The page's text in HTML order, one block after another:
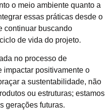
o meio ambiente quanto a
essas práticas desde o
continuar buscando
de vida do projeto.
no processo de
impactar positivamente o
a sustentabilidade, não
ou estruturas; estamos
gerações futuras.